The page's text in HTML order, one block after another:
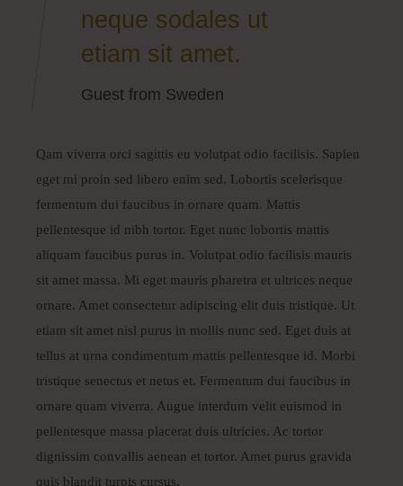
neque sodales ut
etiam sit amet.
Guest from Sweden
Qam viverra orci sagittis eu volutpat odio facilisis. Sapien
eget mi proin sed libero enim sed. Lobortis scelerisque
fermentum dui faucibus in ornare quam. Mattis
pellentesque id nibh tortor. Eget nunc lobortis mattis
aliquam faucibus purus in. Volutpat odio facilisis mauris
sit amet massa. Mi eget mauris pharetra et ultrices neque
ornare. Amet consectetur adipiscing elit duis tristique. Ut
etiam sit amet nisl purus in mollis nunc sed. Eget duis at
tellus at urna condimentum mattis pellentesque id. Morbi
tristique senectus et netus et. Fermentum dui faucibus in
ornare quam viverra. Augue interdum velit euismod in
pellentesque massa placerat duis ultricies. Ac tortor
dignissim convallis aenean et tortor. Amet purus gravida
quis blandit turpis cursus.